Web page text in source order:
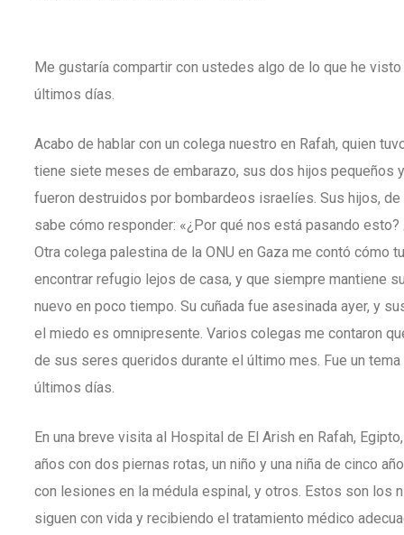
Me gustaría compartir con ustedes algo de lo que he
últimos días.
Acabo de hablar con un colega nuestro en Rafah, quien
tiene siete meses de embarazo, sus dos hijos
fueron destruidos por bombardeos israelíes. Sus hijos,
sabe cómo responder: «¿Por qué nos está pasando esto?
Otra colega palestina de la ONU en Gaza me contó cómo
encontrar refugio lejos de casa, y que siempre mantiene
nuevo en poco tiempo. Su cuñada fue asesinada ayer, y
el miedo es omnipresente. Varios colegas me contaron
de sus seres queridos durante el último mes. Fue un
últimos días.
En una breve visita al Hospital de El Arish en Rafah,
años con dos piernas rotas, un niño y una niña de cinco
con lesiones en la médula espinal, y otros. Estos son los
siguen con vida y recibiendo el tratamiento médico